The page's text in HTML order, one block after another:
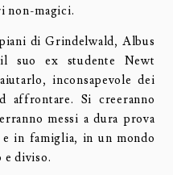
non-magici.
di Grindelwald, Albus
suo ex studente Newt
inconsapevole dei
affrontare. Si creeranno
messi a dura prova
in famiglia, in un mondo
e diviso.